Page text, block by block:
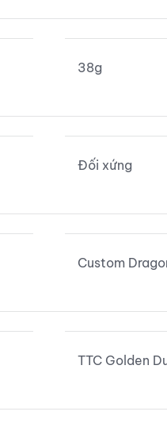
38g
Đối xứng
Custom
TTC Golden